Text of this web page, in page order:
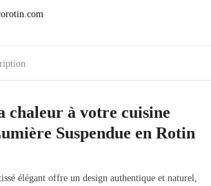
chaleur à votre cuisine
Suspendue en Rotin
élégant offre un design authentique et naturel,